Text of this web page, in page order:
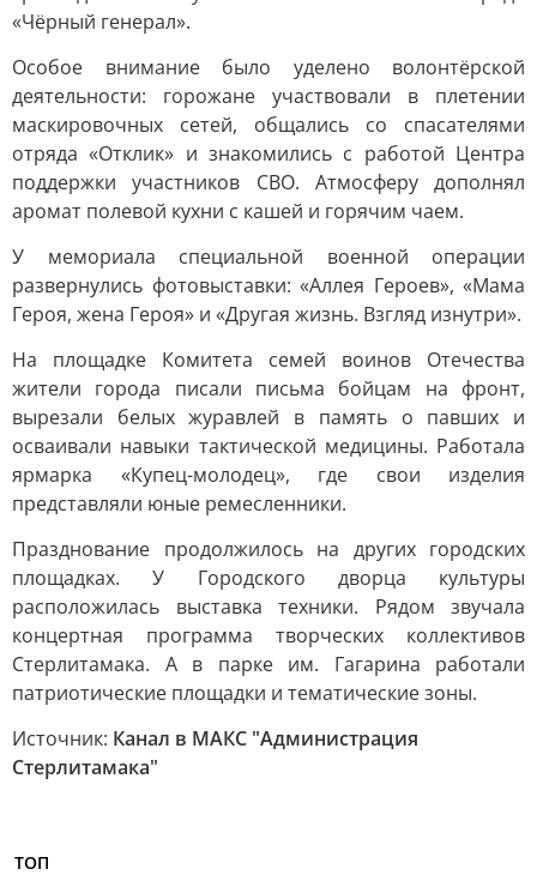
«Чёрный генерал».
Особое внимание было уделено волонтёрской
деятельности: горожане участвовали в плетении
маскировочных сетей, общались со спасателями
отряда «Отклик» и знакомились с работой Центра
поддержки участников СВО. Атмосферу дополнял
аромат полевой кухни с кашей и горячим чаем.
У мемориала специальной военной операции
развернулись фотовыставки: «Аллея Героев», «Мама
Героя, жена Героя» и «Другая жизнь. Взгляд изнутри».
На площадке Комитета семей воинов Отечества
жители города писали письма бойцам на фронт,
вырезали белых журавлей в память о павших и
осваивали навыки тактической медицины. Работала
ярмарка «Купец-молодец», где свои изделия
представляли юные ремесленники.
Празднование продолжилось на других городских
площадках. У Городского дворца культуры
расположилась выставка техники. Рядом звучала
концертная программа творческих коллективов
Стерлитамака. А в парке им. Гагарина работали
патриотические площадки и тематические зоны.
Источник: Канал в МАКС "Администрация
Стерлитамака"
ТОП